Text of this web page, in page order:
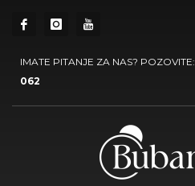
IMATE PITANJE ZA NAS? POZOVITE:
062